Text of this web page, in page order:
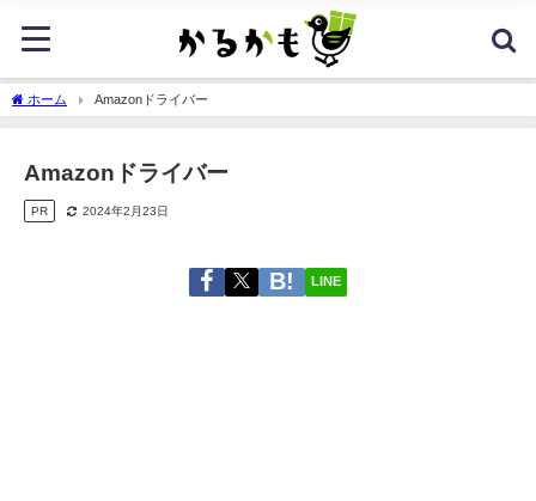
ホーム Amazonドライバー
Amazonドライバー
PR 2024年2月23日
LINE